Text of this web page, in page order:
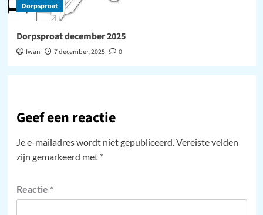
Dorpsproat
Dorpsproat december 2025
Iwan 7 december, 2025 0
Geef een reactie
Je e-mailadres wordt niet gepubliceerd.Vereiste velden
zijn gemarkeerd met *
Reactie *